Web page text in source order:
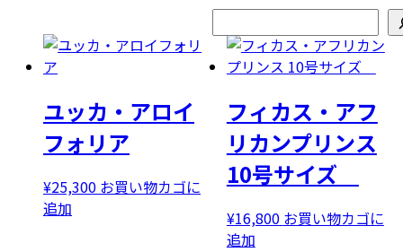
は
¥32,000
し
た。
格
は
で
す。
ユッカ・アロイ
フォリア
¥25,300 お買い物カゴに
追加
フィカス・アフ
リカンプリンス
10号サイズ
¥16,800 お買い物カゴに
追加